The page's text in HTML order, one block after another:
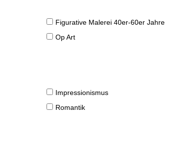
Figurative Malerei 40er-60er Jahre
Op Art
Impressionismus
Romantik